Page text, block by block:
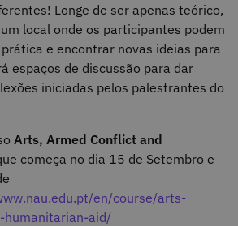
Longe de ser apenas teórico,
local onde os participantes podem
e encontrar novas ideias para
espaços de discussão para dar
iniciadas pelos palestrantes do
Arts, Armed Conflict and
começa no dia 15 de Setembro e
en/course/arts-
humanitarian-aid/